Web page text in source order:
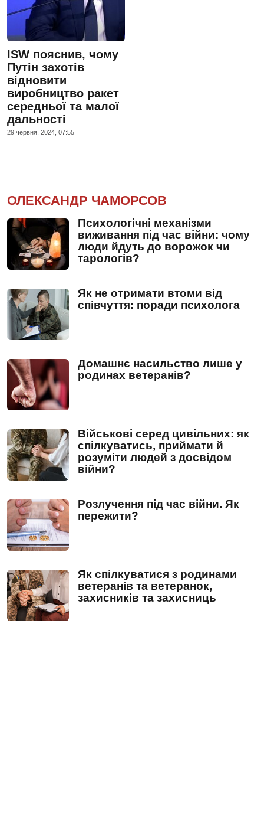
ISW пояснив, чому
Путін захотів
відновити
виробництво ракет
середньої та малої
дальності
29 червня, 2024, 07:55
ОЛЕКСАНДР ЧАМОРСОВ
Психологічні механізми
виживання під час війни: чому
люди йдуть до ворожок чи
тарологів?
Як не отримати втоми від
співчуття: поради психолога
Домашнє насильство лише у
родинах ветеранів?
Військові серед цивільних: як
спілкуватись, приймати й
розуміти людей з досвідом
війни?
Розлучення під час війни. Як
пережити?
Як спілкуватися з родинами
ветеранів та ветеранок,
захисників та захисниць